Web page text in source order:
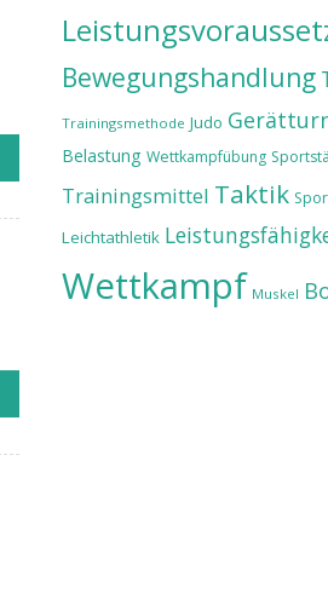
Bewegungshandlung
Trainingsmethode Judo
Belastung Wettkampfübung
Trainingsmittel Taktik
Leichtathletik
Wettkampf Muskel